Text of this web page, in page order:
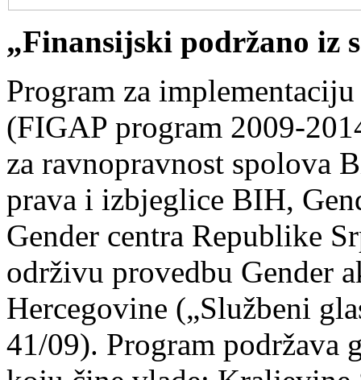
„Finansijski podržano iz
Program za
(FIGAP program 2009-
za ravnopravnost spolova
prava i izbjeglice BIH,
Gender centra Republike
održivu provedbu Gender
Hercegovine („Službeni
41/09). Program podržava